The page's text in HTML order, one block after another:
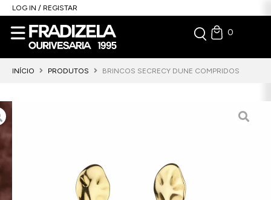
LOG IN / REGISTAR
0
INÍCIO PRODUTOS BRINCOS SECRECY DUNE COMPRIDOS